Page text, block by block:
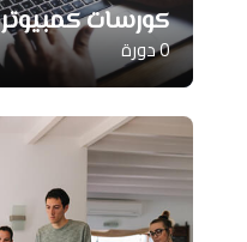
كورسات كمبيوتر
0 دورة